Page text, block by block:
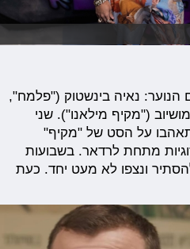
הנוער: נאיה בינשטוק ("פלמח",
("מקיף מילאנו"). שני
על הסט של "מקיף"
מתחת לרדאר. בשבועות
ונצפו לא מעט יחד. כעת